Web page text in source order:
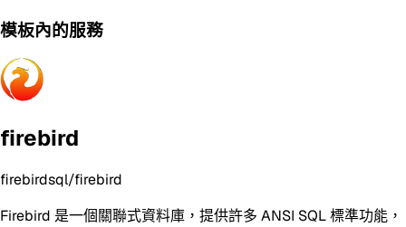
模板內的服務
firebird
firebirdsql/firebird
Firebird 是一個關聯式資料庫，提供許多 ANSI SQL 標準功能，